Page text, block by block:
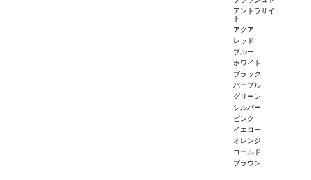
アントラサイ
ト
アクア
レッド
ブルー
ホワイト
ブラック
パープル
グリーン
シルバー
ピンク
イエロー
オレンジ
ゴールド
ブラウン